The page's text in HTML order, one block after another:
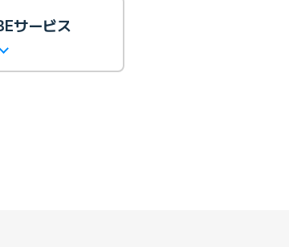
サービス